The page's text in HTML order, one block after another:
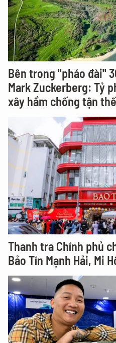
Bên trong "pháo đài"
Mark Zuckerberg: Tỷ
xây hầm chống tận thế
Thanh tra Chính phủ
Bảo Tín Mạnh Hải, Mi